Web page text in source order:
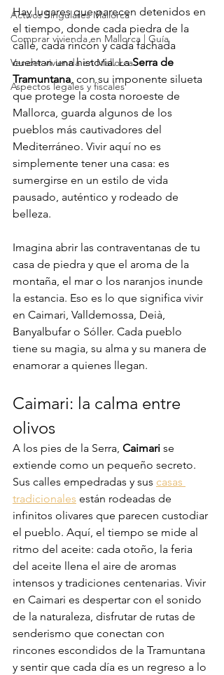
Activos Singulares Mallorca
Comprar vivienda en Mallorca | Guía
Vender vivienda en Mallorca
Aspectos legales y fiscales
Hay lugares que parecen detenidos en
el tiempo, donde cada piedra de la
calle, cada rincón y cada fachada
cuentan una historia. La Serra de
Tramuntana, con su imponente silueta
que protege la costa noroeste de
Mallorca, guarda algunos de los
pueblos más cautivadores del
Mediterráneo. Vivir aquí no es
simplemente tener una casa: es
sumergirse en un estilo de vida
pausado, auténtico y rodeado de
belleza.
Imagina abrir las contraventanas de tu
casa de piedra y que el aroma de la
montaña, el mar o los naranjos inunde
la estancia. Eso es lo que significa vivir
en Caimari, Valldemossa, Deià,
Banyalbufar o Sóller. Cada pueblo
tiene su magia, su alma y su manera de
enamorar a quienes llegan.
Caimari: la calma entre
olivos
A los pies de la Serra, Caimari se
extiende como un pequeño secreto.
Sus calles empedradas y sus casas
tradicionales están rodeadas de
infinitos olivares que parecen custodiar
el pueblo. Aquí, el tiempo se mide al
ritmo del aceite: cada otoño, la feria
del aceite llena el aire de aromas
intensos y tradiciones centenarias. Vivir
en Caimari es despertar con el sonido
de la naturaleza, disfrutar de rutas de
senderismo que conectan con
rincones escondidos de la Tramuntana
y sentir que cada día es un regreso a lo